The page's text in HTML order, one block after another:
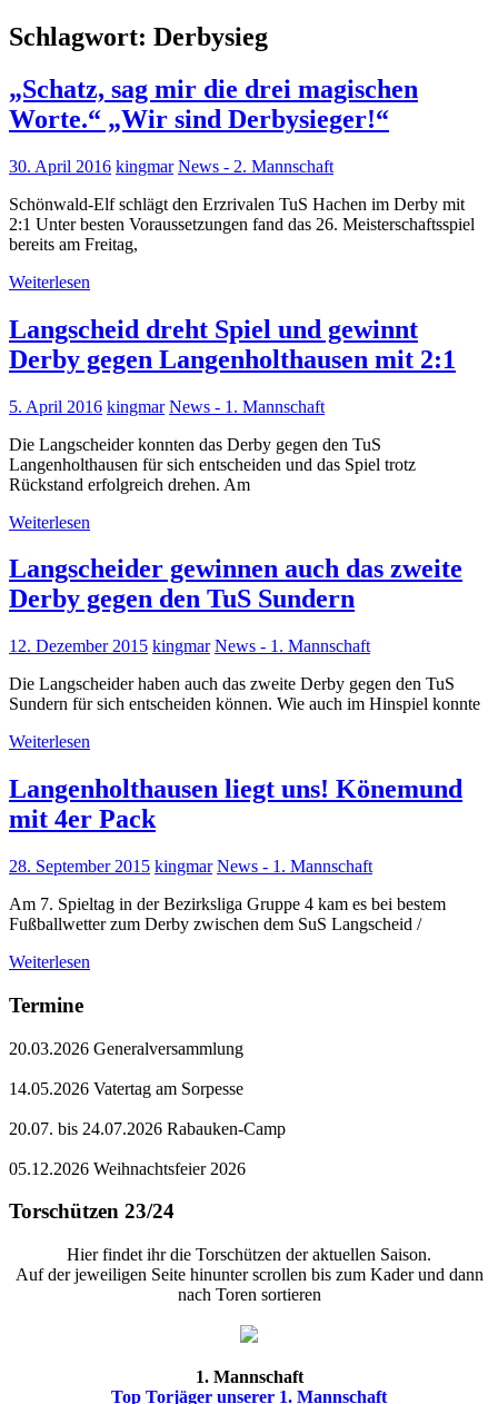
Schlagwort: Derbysieg
„Schatz, sag mir die drei magischen
Worte.“ „Wir sind Derbysieger!“
30. April 2016 kingmar News - 2. Mannschaft
Schönwald-Elf schlägt den Erzrivalen TuS Hachen im Derby mit
2:1 Unter besten Voraussetzungen fand das 26. Meisterschaftsspiel
bereits am Freitag,
Weiterlesen
Langscheid dreht Spiel und gewinnt
Derby gegen Langenholthausen mit 2:1
5. April 2016 kingmar News - 1. Mannschaft
Die Langscheider konnten das Derby gegen den TuS
Langenholthausen für sich entscheiden und das Spiel trotz
Rückstand erfolgreich drehen. Am
Weiterlesen
Langscheider gewinnen auch das zweite
Derby gegen den TuS Sundern
12. Dezember 2015 kingmar News - 1. Mannschaft
Die Langscheider haben auch das zweite Derby gegen den TuS
Sundern für sich entscheiden können. Wie auch im Hinspiel konnte
Weiterlesen
Langenholthausen liegt uns! Könemund
mit 4er Pack
28. September 2015 kingmar News - 1. Mannschaft
Am 7. Spieltag in der Bezirksliga Gruppe 4 kam es bei bestem
Fußballwetter zum Derby zwischen dem SuS Langscheid /
Weiterlesen
Termine
20.03.2026 Generalversammlung
14.05.2026 Vatertag am Sorpesse
20.07. bis 24.07.2026 Rabauken-Camp
05.12.2026 Weihnachtsfeier 2026
Torschützen 23/24
Hier findet ihr die Torschützen der aktuellen Saison.
Auf der jeweiligen Seite hinunter scrollen bis zum Kader und dann
nach Toren sortieren
1. Mannschaft
Top Torjäger unserer 1. Mannschaft